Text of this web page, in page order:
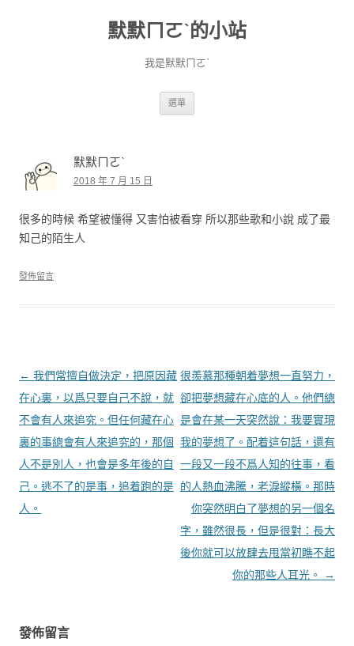
默默ㄇㄛˋ的小站
我是默默ㄇㄛˋ
選單
默默ㄇㄛˋ
2018 年 7 月 15 日
很多的時候 希望被懂得 又害怕被看穿 所以那些歌和小說 成了最
知己的陌生人
發佈留言
文章導覽
← 我們常擅自做決定，把原因藏
在心裏，以爲只要自己不說，就
不會有人來追究。但任何藏在心
裏的事總會有人來追究的，那個
人不是別人，也會是多年後的自
己。逃不了的是事，追着跑的是
人。
很羨慕那種朝着夢想一直努力，
卻把夢想藏在心底的人。他們總
是會在某一天突然說：我要實現
我的夢想了。配着這句話，還有
一段又一段不爲人知的往事，看
的人熱血沸騰，老淚縱橫。那時
你突然明白了夢想的另一個名
字，雖然很長，但是很對：長大
後你就可以放肆去甩當初瞧不起
你的那些人耳光。
→
發佈留言